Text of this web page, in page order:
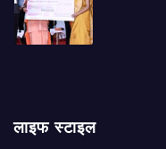
लाइफ स्टाइल